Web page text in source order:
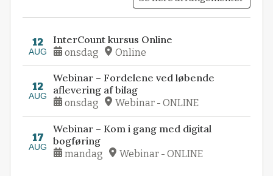
12
AUG
InterCount kursus Online
onsdag Online
12
AUG
Webinar – Fordelene ved løbende
aflevering af bilag
onsdag Webinar - ONLINE
17
AUG
Webinar – Kom i gang med digital
bogføring
mandag Webinar - ONLINE